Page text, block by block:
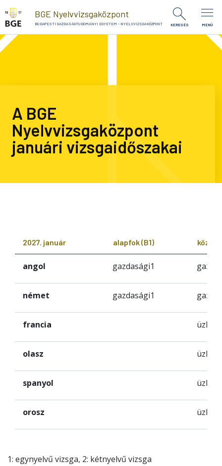
Ugrás a tartalomra
BGE Nyelvvizsgaközpont
BUDAPESTI GAZDASÁGTUDOMÁNYI EGYETEM - NYELVVIZSGAKÖZPONT KERESÉS MENÜ
A BGE
Nyelvvizsgaközpont
januári vizsgaidőszakai
2027. január alapfok (B1)
angol gazdasági1
német gazdasági1
francia
olasz
spanyol
orosz üzleti2
1: egynyelvű vizsga, 2: kétnyelvű vizsga